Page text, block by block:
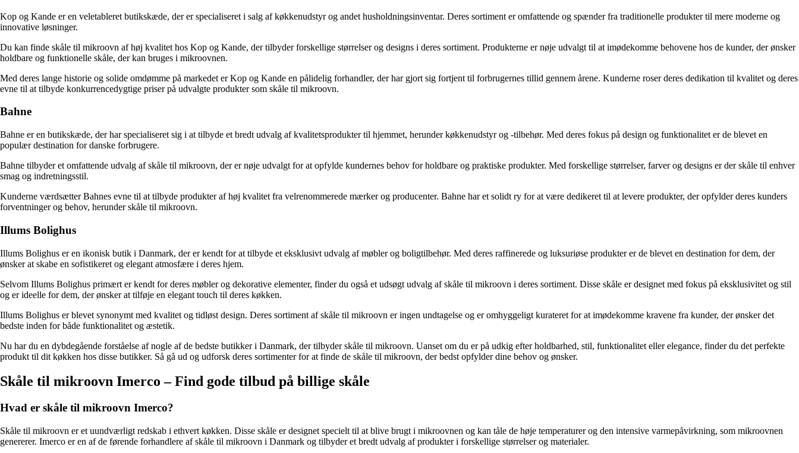
Kop og Kande er en veletableret butikskæde, der er specialiseret i salg af køkkenudstyr og andet husholdningsinventar. Deres sortiment er omfattende og spænder fra traditionelle produkter til mere moderne og
innovative løsninger.
Du kan finde skåle til mikroovn af høj kvalitet hos Kop og Kande, der tilbyder forskellige størrelser og designs i deres sortiment. Produkterne er nøje udvalgt til at imødekomme behovene hos de kunder, der ønsker
holdbare og funktionelle skåle, der kan bruges i mikroovnen.
Med deres lange historie og solide omdømme på markedet er Kop og Kande en pålidelig forhandler, der har gjort sig fortjent til forbrugernes tillid gennem årene. Kunderne roser deres dedikation til kvalitet og deres
evne til at tilbyde konkurrencedygtige priser på udvalgte produkter som skåle til mikroovn.
Bahne
Bahne er en butikskæde, der har specialiseret sig i at tilbyde et bredt udvalg af kvalitetsprodukter til hjemmet, herunder køkkenudstyr og -tilbehør. Med deres fokus på design og funktionalitet er de blevet en
populær destination for danske forbrugere.
Bahne tilbyder et omfattende udvalg af skåle til mikroovn, der er nøje udvalgt for at opfylde kundernes behov for holdbare og praktiske produkter. Med forskellige størrelser, farver og designs er der skåle til enhver
smag og indretningsstil.
Kunderne værdsætter Bahnes evne til at tilbyde produkter af høj kvalitet fra velrenommerede mærker og producenter. Bahne har et solidt ry for at være dedikeret til at levere produkter, der opfylder deres kunders
forventninger og behov, herunder skåle til mikroovn.
Illums Bolighus
Illums Bolighus er en ikonisk butik i Danmark, der er kendt for at tilbyde et eksklusivt udvalg af møbler og boligtilbehør. Med deres raffinerede og luksuriøse produkter er de blevet en destination for dem, der
ønsker at skabe en sofistikeret og elegant atmosfære i deres hjem.
Selvom Illums Bolighus primært er kendt for deres møbler og dekorative elementer, finder du også et udsøgt udvalg af skåle til mikroovn i deres sortiment. Disse skåle er designet med fokus på eksklusivitet og stil
og er ideelle for dem, der ønsker at tilføje en elegant touch til deres køkken.
Illums Bolighus er blevet synonymt med kvalitet og tidløst design. Deres sortiment af skåle til mikroovn er ingen undtagelse og er omhyggeligt kurateret for at imødekomme kravene fra kunder, der ønsker det
bedste inden for både funktionalitet og æstetik.
Nu har du en dybdegående forståelse af nogle af de bedste butikker i Danmark, der tilbyder skåle til mikroovn. Uanset om du er på udkig efter holdbarhed, stil, funktionalitet eller elegance, finder du det perfekte
produkt til dit køkken hos disse butikker. Så gå ud og udforsk deres sortimenter for at finde de skåle til mikroovn, der bedst opfylder dine behov og ønsker.
Skåle til mikroovn Imerco – Find gode tilbud på billige skåle
Hvad er skåle til mikroovn Imerco?
Skåle til mikroovn er et uundværligt redskab i ethvert køkken. Disse skåle er designet specielt til at blive brugt i mikroovnen og kan tåle de høje temperaturer og den intensive varmepåvirkning, som mikroovnen
genererer. Imerco er en af de førende forhandlere af skåle til mikroovn i Danmark og tilbyder et bredt udvalg af produkter i forskellige størrelser og materialer.